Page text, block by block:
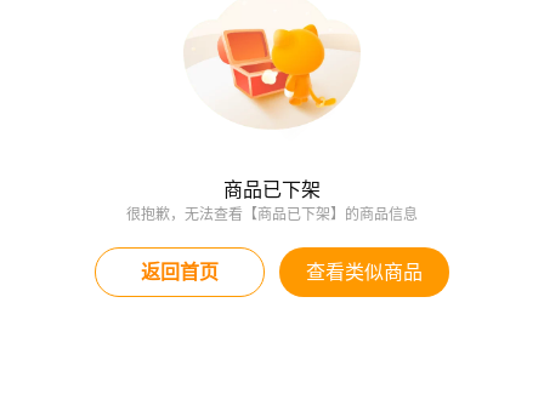
商品已下架
很抱歉，无法查看【商品已下架】的商品信息
返回首页 查看类似商品